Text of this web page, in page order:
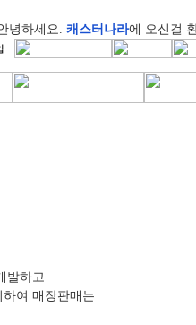
녕하세요. 캐스터나라에 오신걸
발하고
여 매장판매는